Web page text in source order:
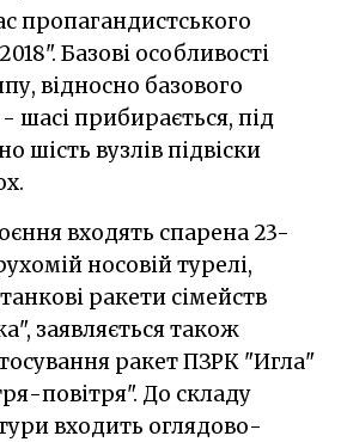
пропагандистського
Базові особливості
відносно базового
шасі прибирається, під
шість вузлів підвіски
входять спарена 23-
носовій турелі,
ракети сімейств
заявляється також
ракет ПЗРК "Игла"
повітря". До складу
входить оглядово-